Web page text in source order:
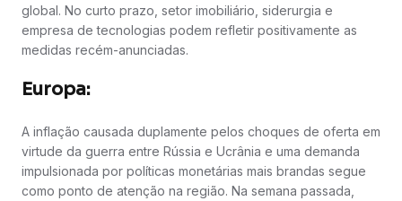
global. No curto prazo, setor imobiliário, siderurgia e
empresa de tecnologias podem refletir positivamente as
medidas recém-anunciadas.
Europa:
A inflação causada duplamente pelos choques de oferta em
virtude da guerra entre Rússia e Ucrânia e uma demanda
impulsionada por políticas monetárias mais brandas segue
como ponto de atenção na região. Na semana passada,